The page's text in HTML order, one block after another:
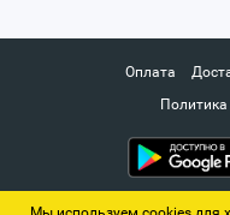
Оплата